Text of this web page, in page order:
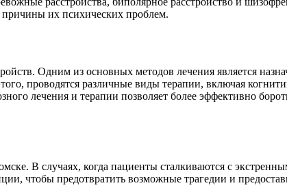
их психических проблем.
Одним из основных методов лечения является
проводятся различные виды терапии, включая
лечения и терапии позволяет более эффективно
В случаях, когда пациенты сталкиваются с
чтобы предотвратить возможные трагедии и